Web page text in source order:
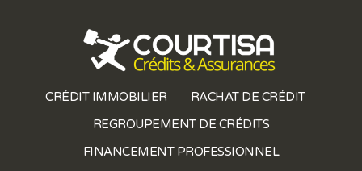
CRÉDIT IMMOBILIER
RACHAT DE CRÉDIT
REGROUPEMENT DE CRÉDITS
FINANCEMENT PROFESSIONNEL